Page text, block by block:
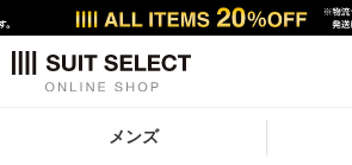
メンズ